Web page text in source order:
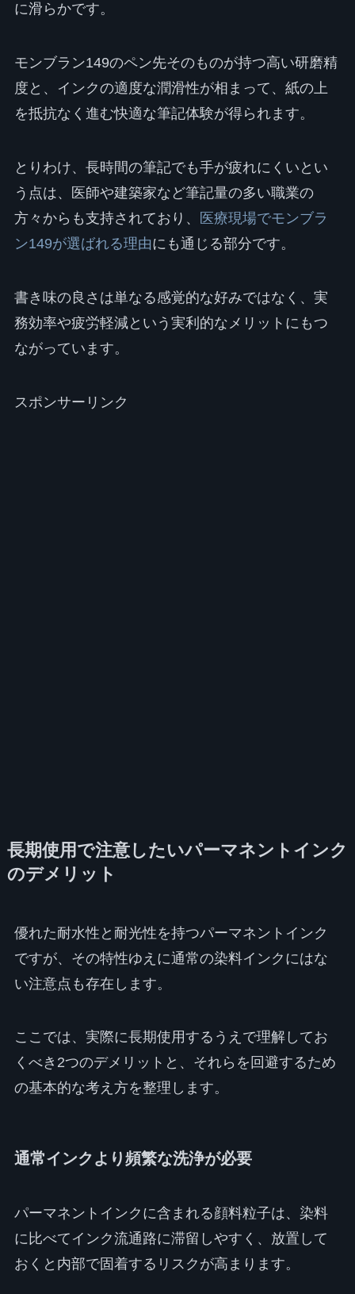
に滑らかです。
モンブラン149のペン先そのものが持つ高い研磨精
度と、インクの適度な潤滑性が相まって、紙の上
を抵抗なく進む快適な筆記体験が得られます。
とりわけ、長時間の筆記でも手が疲れにくいとい
う点は、医師や建築家など筆記量の多い職業の
方々からも支持されており、
医療現場でモンブラ
ン149が選ばれる理由にも通じる部分です。
書き味の良さは単なる感覚的な好みではなく、実
務効率や疲労軽減という実利的なメリットにもつ
ながっています。
スポンサーリンク
長期使用で注意したいパーマネントインク
のデメリット
優れた耐水性と耐光性を持つパーマネントインク
ですが、その特性ゆえに通常の染料インクにはな
い注意点も存在します。
ここでは、実際に長期使用するうえで理解してお
くべき2つのデメリットと、それらを回避するため
の基本的な考え方を整理します。
通常インクより頻繁な洗浄が必要
パーマネントインクに含まれる顔料粒子は、染料
に比べてインク流通路に滞留しやすく、放置して
おくと内部で固着するリスクが高まります。